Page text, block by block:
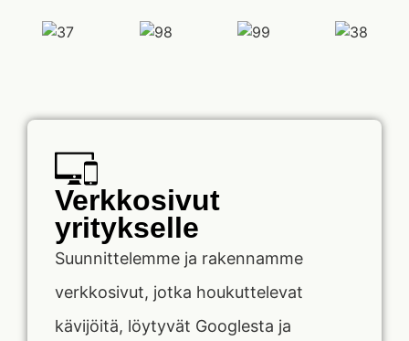
Verkkosivut
yritykselle
Suunnittelemme ja rakennamme
verkkosivut, jotka houkuttelevat
kävijöitä, löytyvät Googlesta ja